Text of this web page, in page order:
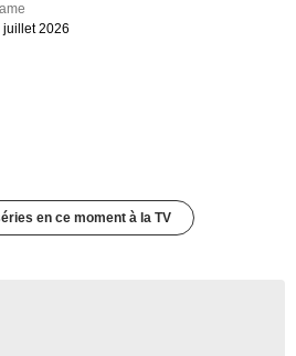
juillet 2026
en ce moment à la TV